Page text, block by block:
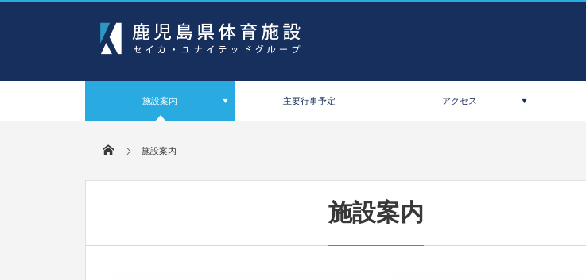
施設案内 主要行事予定 アクセス
施設案内
施設案内